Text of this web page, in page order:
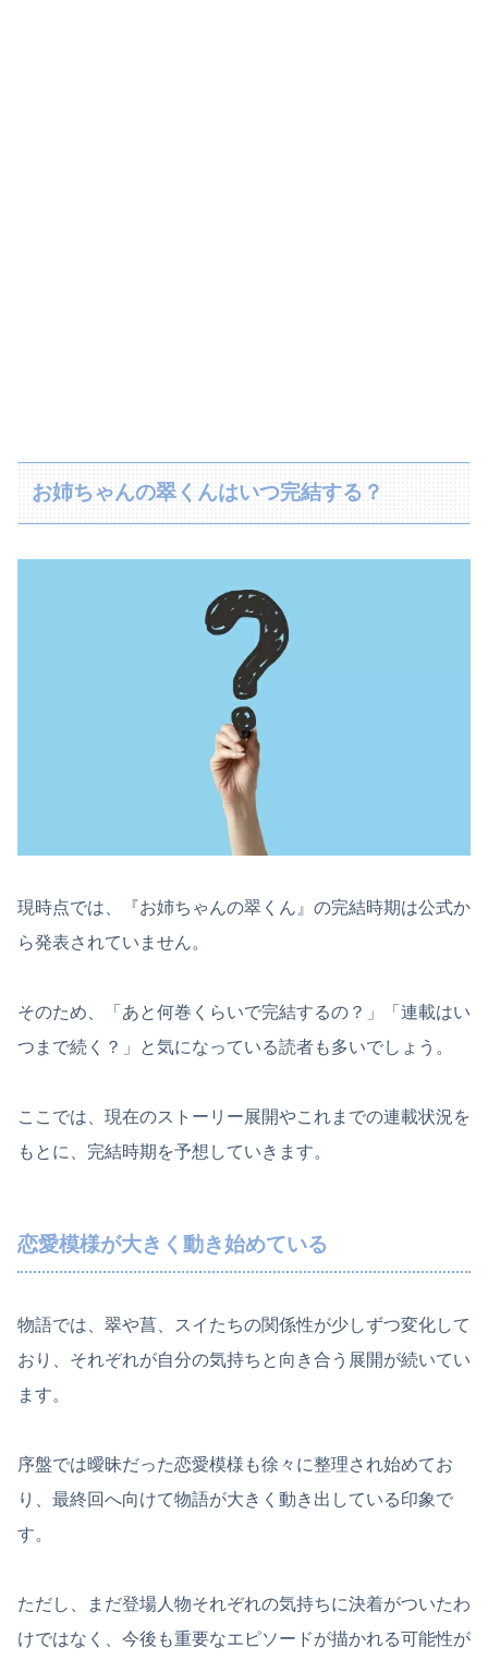
お姉ちゃんの翠くんはいつ完結する？
現時点では、『お姉ちゃんの翠くん』の完結時期は公式か
ら発表されていません。
そのため、「あと何巻くらいで完結するの？」「連載はい
つまで続く？」と気になっている読者も多いでしょう。
ここでは、現在のストーリー展開やこれまでの連載状況を
もとに、完結時期を予想していきます。
恋愛模様が大きく動き始めている
物語では、翠や菖、スイたちの関係性が少しずつ変化して
おり、それぞれが自分の気持ちと向き合う展開が続いてい
ます。
序盤では曖昧だった恋愛模様も徐々に整理され始めてお
り、最終回へ向けて物語が大きく動き出している印象で
す。
ただし、まだ登場人物それぞれの気持ちに決着がついたわ
けではなく、今後も重要なエピソードが描かれる可能性が